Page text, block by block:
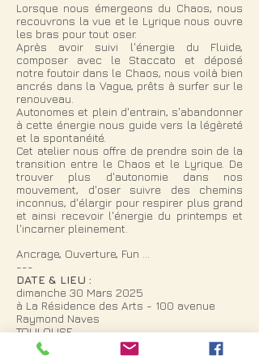
Lorsque nous émergeons du Chaos, nous
recouvrons la vue et le Lyrique nous ouvre
les bras pour tout oser.
Après avoir suivi l'énergie du Fluide,
composer avec le Staccato et déposé
notre foutoir dans le Chaos, nous voilà bien
ancrés dans la Vague, prêts à surfer sur le
renouveau.
Autonomes et plein d'entrain, s'abandonner
à cette énergie nous guide vers la légèreté
et la spontanéité.
Cet atelier nous offre de prendre soin de la
transition entre le Chaos et le Lyrique. De
trouver plus d'autonomie dans nos
mouvement, d'oser suivre des chemins
inconnus, d'élargir pour respirer plus grand
et ainsi recevoir l'énergie du printemps et
l'incarner pleinement.
Ancrage, Ouverture, Fun …
---
DATE & LIEU :
dimanche 30 Mars 2025
à La Résidence des Arts - 100 avenue
Raymond Naves
TOULOUSE
HORAIRES :